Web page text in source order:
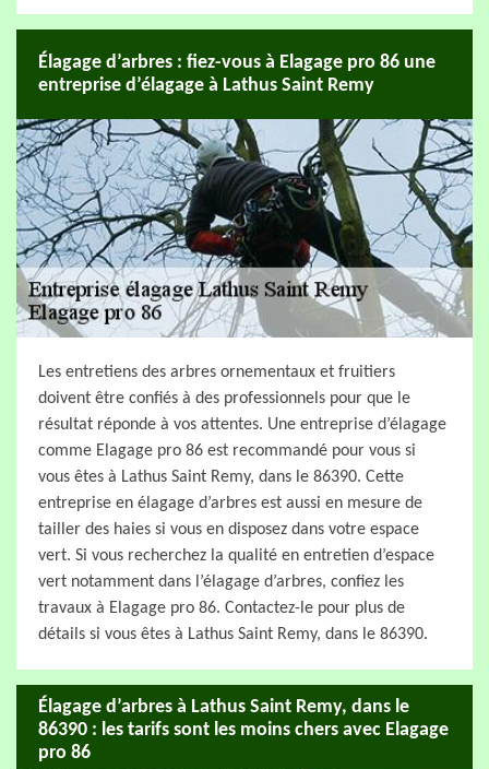
Élagage d’arbres : fiez-vous à Elagage pro 86 une
entreprise d’élagage à Lathus Saint Remy
Les entretiens des arbres ornementaux et fruitiers
doivent être confiés à des professionnels pour que le
résultat réponde à vos attentes. Une entreprise d’élagage
comme Elagage pro 86 est recommandé pour vous si
vous êtes à Lathus Saint Remy, dans le 86390. Cette
entreprise en élagage d’arbres est aussi en mesure de
tailler des haies si vous en disposez dans votre espace
vert. Si vous recherchez la qualité en entretien d’espace
vert notamment dans l’élagage d’arbres, confiez les
travaux à Elagage pro 86. Contactez-le pour plus de
détails si vous êtes à Lathus Saint Remy, dans le 86390.
Élagage d’arbres à Lathus Saint Remy, dans le
86390 : les tarifs sont les moins chers avec Elagage
pro 86